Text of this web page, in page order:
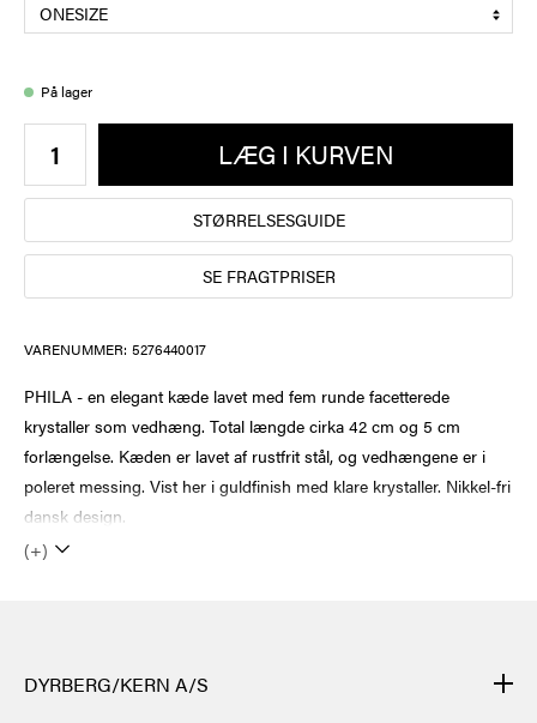
På lager
LÆG I KURVEN
STØRRELSESGUIDE
SE FRAGTPRISER
VARENUMMER: 5276440017
PHILA - en elegant kæde lavet med fem runde facetterede
krystaller som vedhæng. Total længde cirka 42 cm og 5 cm
forlængelse. Kæden er lavet af rustfrit stål, og vedhængene er i
poleret messing. Vist her i guldfinish med klare krystaller. Nikkel-fri
dansk design.
(+)
DYRBERG/KERN A/S